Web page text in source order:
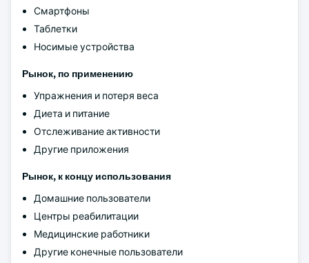
Смартфоны
Таблетки
Носимые устройства
Рынок, по применению
Упражнения и потеря веса
Диета и питание
Отслеживание активности
Другие приложения
Рынок, к концу использования
Домашние пользователи
Центры реабилитации
Медицинские работники
Другие конечные пользователи